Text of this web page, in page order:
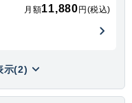
月額11,880 円(税込)
示(2)